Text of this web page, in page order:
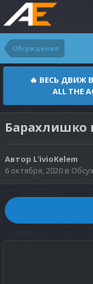
Обсуждения
🔥 ВЕСЬ ДВИЖ
ALL THE
Барахлишко
Автор L'ivioKelem
6 октября, 2020 в